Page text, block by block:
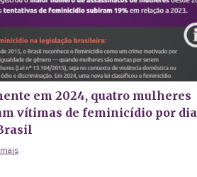
em 2024, quatro mulheres
vítimas de feminicídio por dia